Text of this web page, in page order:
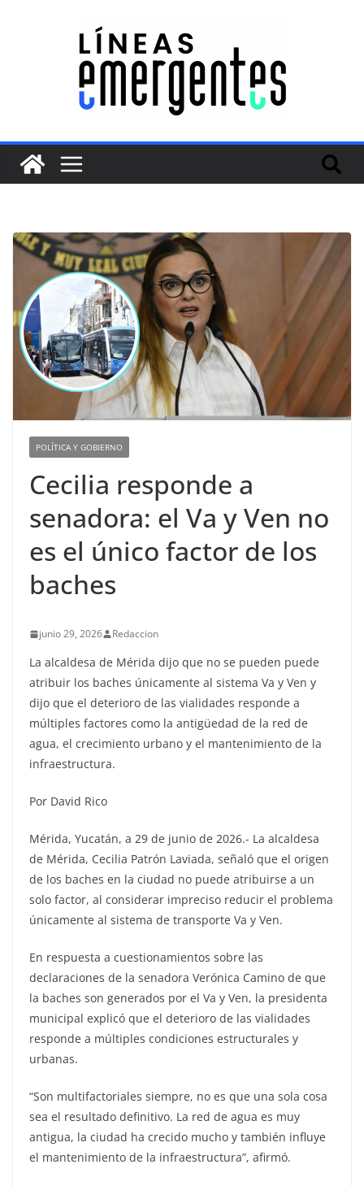
POLÍTICA Y GOBIERNO
Cecilia responde a
senadora: el Va y Ven no
es el único factor de los
baches
junio 29, 2026 Redaccion
La alcaldesa de Mérida dijo que no se pueden puede
atribuir los baches únicamente al sistema Va y Ven y
dijo que el deterioro de las vialidades responde a
múltiples factores como la antigüedad de la red de
agua, el crecimiento urbano y el mantenimiento de la
infraestructura.
Por David Rico
Mérida, Yucatán, a 29 de junio de 2026.- La alcaldesa
de Mérida, Cecilia Patrón Laviada, señaló que el origen
de los baches en la ciudad no puede atribuirse a un
solo factor, al considerar impreciso reducir el problema
únicamente al sistema de transporte Va y Ven.
En respuesta a cuestionamientos sobre las
declaraciones de la senadora Verónica Camino de que
la baches son generados por el Va y Ven, la presidenta
municipal explicó que el deterioro de las vialidades
responde a múltiples condiciones estructurales y
urbanas.
“Son multifactoriales siempre, no es que una sola cosa
sea el resultado definitivo. La red de agua es muy
antigua, la ciudad ha crecido mucho y también influye
el mantenimiento de la infraestructura”, afirmó.